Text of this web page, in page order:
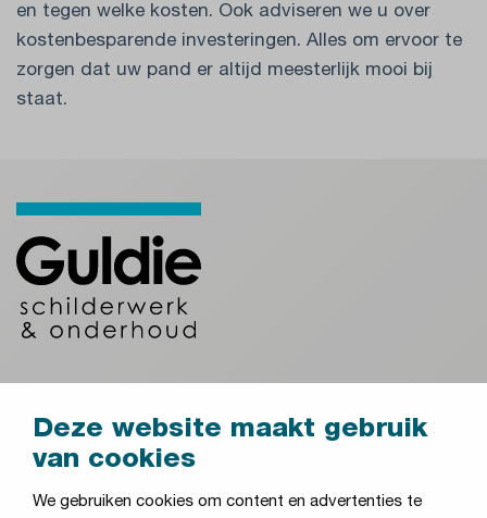
Deze website maakt gebruik
van cookies
We gebruiken cookies om content en advertenties te
en tegen welke kosten. Ook adviseren we u over
kostenbesparende investeringen. Alles om ervoor te
zorgen dat uw pand er altijd meesterlijk mooi bij
staat.
VvE's en woningcorporaties
Onderwijsinstellingen
Zorginstellingen